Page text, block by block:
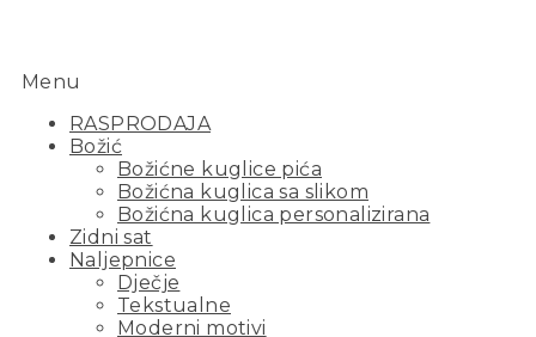
Menu
RASPRODAJA
Božić
Božićne kuglice pića
Božićna kuglica sa slikom
Božićna kuglica personalizirana
Zidni sat
Naljepnice
Dječje
Tekstualne
Moderni motivi